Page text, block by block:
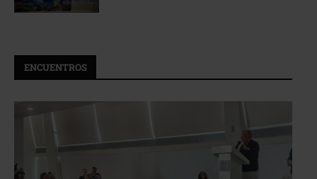
ENCUENTROS